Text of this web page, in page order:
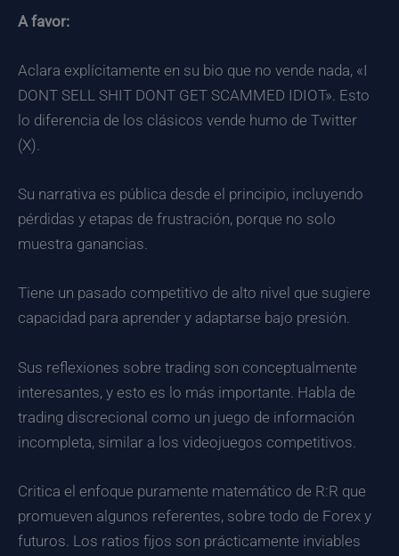
A favor:
Aclara explícitamente en su bio que no vende nada, «I
DONT SELL SHIT DONT GET SCAMMED IDIOT». Esto
lo diferencia de los clásicos vende humo de Twitter
(X).
Su narrativa es pública desde el principio, incluyendo
pérdidas y etapas de frustración, porque no solo
muestra ganancias.
Tiene un pasado competitivo de alto nivel que sugiere
capacidad para aprender y adaptarse bajo presión.
Sus reflexiones sobre trading son conceptualmente
interesantes, y esto es lo más importante. Habla de
trading discrecional como un juego de información
incompleta, similar a los videojuegos competitivos.
Critica el enfoque puramente matemático de R:R que
promueven algunos referentes, sobre todo de Forex y
futuros. Los ratios fijos son prácticamente inviables